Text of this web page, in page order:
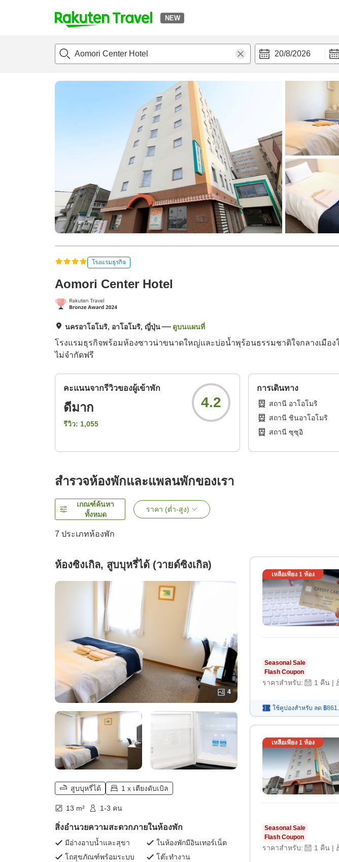
NEW
t
p
a
20/8/2026
แนะนำที่พักห้องพักและแพลนพัก
โรงแรมธุรกิจ
Aomori Center Hotel
นครอาโอโมริ, อาโอโมริ, ญี่ปุ่น ดูบนแผนที่
โรงแรมธุรกิจพร้อมห้องซาวน่าขนาดใหญ่และบ่อน้ำพุร้อนธรรมชาติใจกลางเมือ
ไม่จำกัดฟรี
คะแนนจากรีวิวของผู้เข้าพัก
ดีมาก
รีวิว: 1,055
4.2
การเดินทาง
สถานี อาโอโมริ
สถานี ชินอาโอโมริ
สถานี ซุซุอิ
สำรวจห้องพักและแพลนพักของเรา
เกณฑ์ค้นหา
ทั้งหมด
ราคา (ต่ำ-สูง)
7 ประเภทห้องพัก
ห้องซิงเกิล, สูบบุหรี่ได้ (วายด์ซิงเกิล)
4
สูบบุหรี่ได้ 1 x เตียงดับเบิล
13 m² 1-3 คน
สิ่งอำนวยความสะดวกภายในห้องพัก
มีอ่างอาบน้ำและสุขา
ในห้องพักมีอินเทอร์เน็ต
โถสุขภัณฑ์พร้อมระบบ
โต๊ะทำงาน
เหลือเพียง 1ห้อง
Seasonal Sale
Flash Coupon
ราคาสำหรับ: 1 คืน |
ใช้คูปองสำหรับ ลด ฿
เหลือเพียง 1ห้อง
Seasonal Sale
Flash Coupon
ราคาสำหรับ: 1 คืน |